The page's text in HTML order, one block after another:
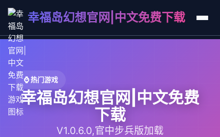
幸福岛幻想官网|中文免费下载
⌚ 热门游戏
幸福岛幻想官网|中文免费
下载
V1.0.6.0,官中步兵版加载